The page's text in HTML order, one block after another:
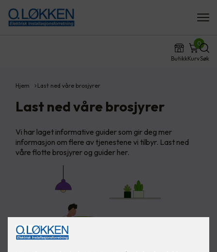
ButikkKurv
0
Søk
Hjem Last ned våre brosjyrer
Last ned våre brosjyrer
Vi har laget informative guider som gir deg mer
informasjon om flere av tjenestene vi tilbyr. Last ned
våre flotte brosjyrer og guider her.